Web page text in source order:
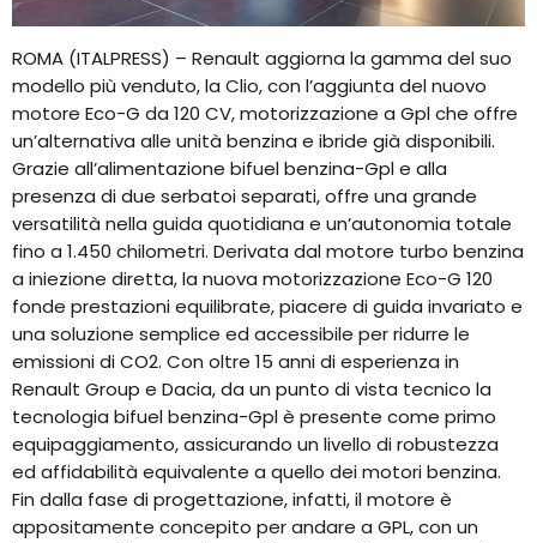
ROMA (ITALPRESS) – Renault aggiorna la gamma del suo
modello più venduto, la Clio, con l’aggiunta del nuovo
motore Eco-G da 120 CV, motorizzazione a Gpl che offre
un’alternativa alle unità benzina e ibride già disponibili.
Grazie all’alimentazione bifuel benzina-Gpl e alla
presenza di due serbatoi separati, offre una grande
versatilità nella guida quotidiana e un’autonomia totale
fino a 1.450 chilometri. Derivata dal motore turbo benzina
a iniezione diretta, la nuova motorizzazione Eco-G 120
fonde prestazioni equilibrate, piacere di guida invariato e
una soluzione semplice ed accessibile per ridurre le
emissioni di CO2. Con oltre 15 anni di esperienza in
Renault Group e Dacia, da un punto di vista tecnico la
tecnologia bifuel benzina-Gpl è presente come primo
equipaggiamento, assicurando un livello di robustezza
ed affidabilità equivalente a quello dei motori benzina.
Fin dalla fase di progettazione, infatti, il motore è
appositamente concepito per andare a GPL, con un